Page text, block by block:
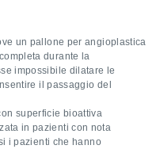
un pallone per angioplastica
durante la
impossibile dilatare le
il passaggio del
superficie bioattiva
in pazienti con nota
i pazienti che hanno